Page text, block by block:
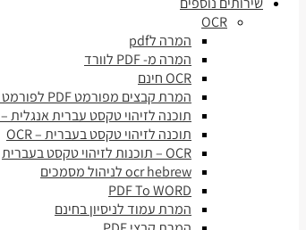
OCR
המרה לpdf
המרה מ- PDF לוורד
OCR חינם
המרת קבצים מפורמט PDF לפורמט וורד ואקסל
תוכנה לזיהוי טקסט עברית אנגלית – OCR
תוכנה לזיהוי טקסט בעברית – OCR
OCR – תוכנות לזיהוי טקסט בעברית
ocr hebrew לניהול מסמכים
PDF To WORD
המרת עמוד לניסיון בחינם